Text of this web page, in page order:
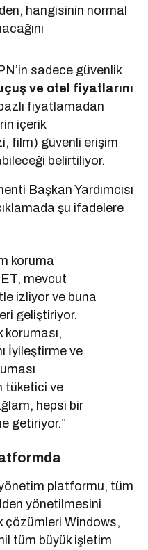
hangisinin normal
sadece güvenlik
ve otel fiyatlarını
fiyatlamadan
içerik
film) güvenli erişim
belirtiliyor.
Başkan Yardımcısı
şu ifadelere
koruma
mevcut
izliyor ve buna
geliştiriyor.
koruması,
İyileştirme ve
tüketici ve
hepsi bir
getiriyor.”
platformu, tüm
yönetilmesini
çözümleri Windows,
tüm büyük işletim